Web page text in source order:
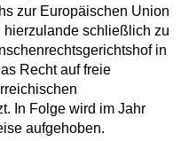
zur Europäischen Union
hierzulande schließlich zu
in
Recht auf freie
In Folge wird im Jahr
aufgehoben.